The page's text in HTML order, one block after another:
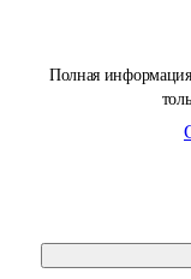
Полная